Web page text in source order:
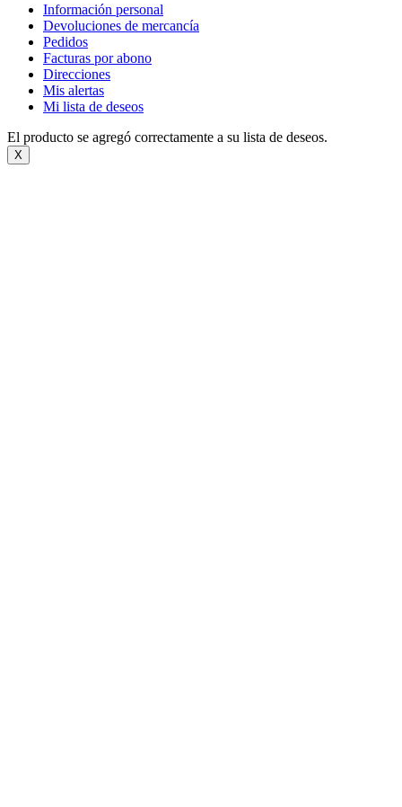
Información personal
Devoluciones de mercancía
Pedidos
Facturas por abono
Direcciones
Mis alertas
Mi lista de deseos
El producto se agregó correctamente a su lista de deseos.
X